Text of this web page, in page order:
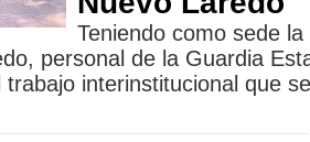
Teniendo como sede
personal de la Guardia
trabajo interinstitucional que